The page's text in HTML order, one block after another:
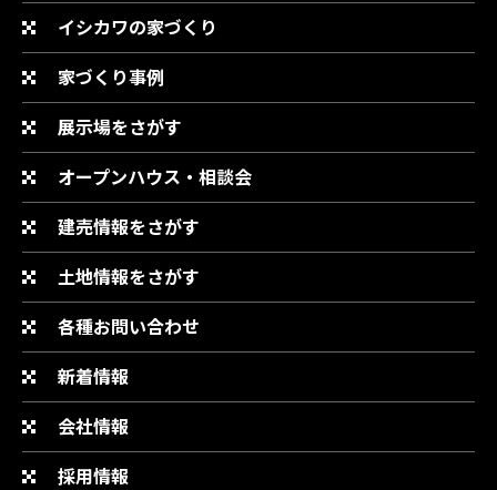
イシカワの家づくり
家づくり事例
展示場をさがす
オープンハウス・相談会
建売情報をさがす
土地情報をさがす
各種お問い合わせ
新着情報
会社情報
採用情報